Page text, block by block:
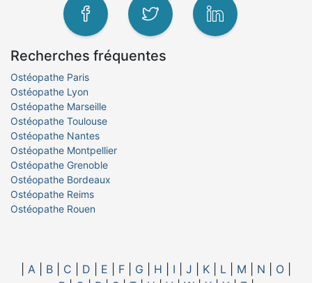
Recherches fréquentes
Ostéopathe Paris
Ostéopathe Lyon
Ostéopathe Marseille
Ostéopathe Toulouse
Ostéopathe Nantes
Ostéopathe Montpellier
Ostéopathe Grenoble
Ostéopathe Bordeaux
Ostéopathe Reims
Ostéopathe Rouen
A B C D E F G H I J K L M N O